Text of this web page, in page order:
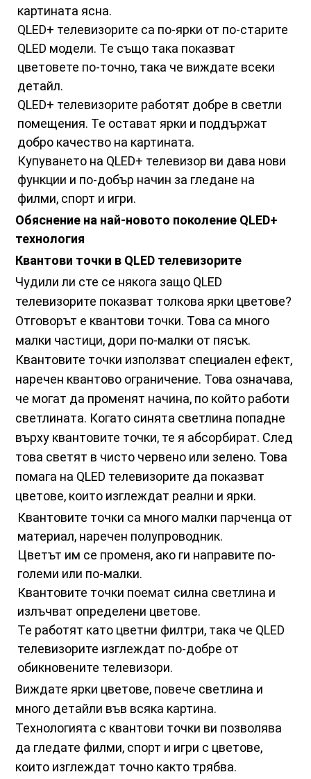
картината ясна.
QLED+ телевизорите са по-ярки от по-старите
QLED модели. Те също така показват
цветовете по-точно, така че виждате всеки
детайл.
QLED+ телевизорите работят добре в светли
помещения. Те остават ярки и поддържат
добро качество на картината.
Купуването на QLED+ телевизор ви дава нови
функции и по-добър начин за гледане на
филми, спорт и игри.
Обяснение на най-новото поколение QLED+
технология
Квантови точки в QLED телевизорите
Чудили ли сте се някога защо QLED
телевизорите показват толкова ярки цветове?
Отговорът е квантови точки. Това са много
малки частици, дори по-малки от пясък.
Квантовите точки използват специален ефект,
наречен квантово ограничение. Това означава,
че могат да променят начина, по който работи
светлината. Когато синята светлина попадне
върху квантовите точки, те я абсорбират. След
това светят в чисто червено или зелено. Това
помага на QLED телевизорите да показват
цветове, които изглеждат реални и ярки.
Квантовите точки са много малки парченца от
материал, наречен полупроводник.
Цветът им се променя, ако ги направите по-
големи или по-малки.
Квантовите точки поемат силна светлина и
излъчват определени цветове.
Те работят като цветни филтри, така че QLED
телевизорите изглеждат по-добре от
обикновените телевизори.
Виждате ярки цветове, повече светлина и
много детайли във всяка картина.
Технологията с квантови точки ви позволява
да гледате филми, спорт и игри с цветове,
които изглеждат точно както трябва.